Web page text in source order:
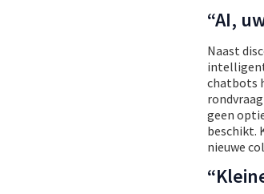
“AI,
Naast
chatbots
geen
beschikt.
nieuwe